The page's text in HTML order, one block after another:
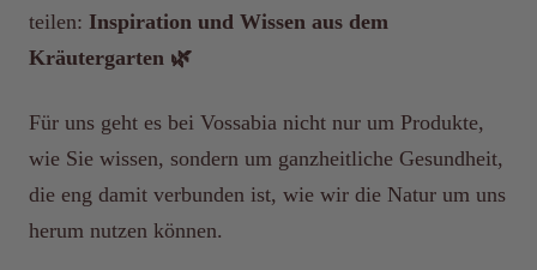
teilen: Inspiration und Wissen aus dem
Kräutergarten 🌿
Für uns geht es bei Vossabia nicht nur um Produkte,
wie Sie wissen, sondern um ganzheitliche Gesundheit,
die eng damit verbunden ist, wie wir die Natur um uns
herum nutzen können.